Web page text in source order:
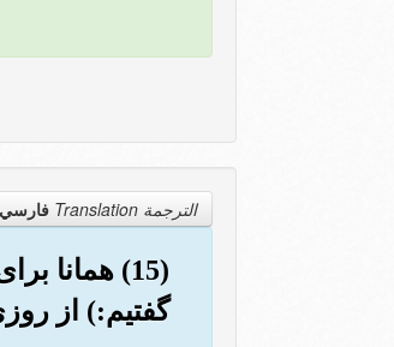
الترجمة Translation
(15) همانا
گفتیم:) از